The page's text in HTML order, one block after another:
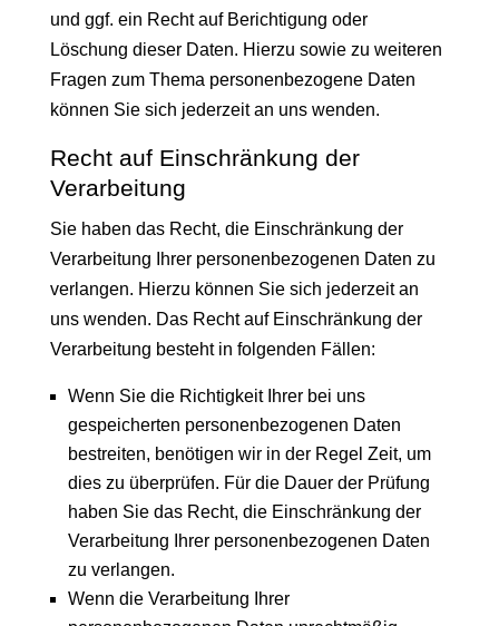
und ggf. ein Recht auf Berichtigung oder
Löschung dieser Daten. Hierzu sowie zu weiteren
Fragen zum Thema personenbezogene Daten
können Sie sich jederzeit an uns wenden.
Recht auf Einschränkung der
Verarbeitung
Sie haben das Recht, die Einschränkung der
Verarbeitung Ihrer personenbezogenen Daten zu
verlangen. Hierzu können Sie sich jederzeit an
uns wenden. Das Recht auf Einschränkung der
Verarbeitung besteht in folgenden Fällen:
Wenn Sie die Richtigkeit Ihrer bei uns
gespeicherten personenbezogenen Daten
bestreiten, benötigen wir in der Regel Zeit, um
dies zu überprüfen. Für die Dauer der Prüfung
haben Sie das Recht, die Einschränkung der
Verarbeitung Ihrer personenbezogenen Daten
zu verlangen.
Wenn die Verarbeitung Ihrer